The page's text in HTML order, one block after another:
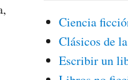
Ciencia
Clásicos de
Escribir un